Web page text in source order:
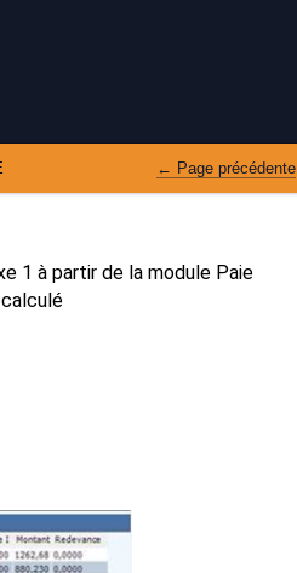
Page précédente
1 à partir de la module Paie